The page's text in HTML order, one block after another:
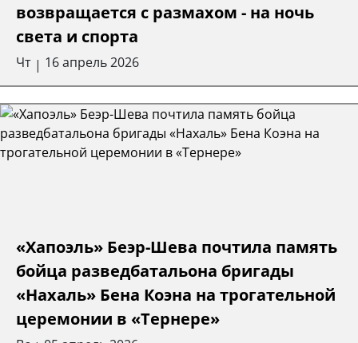
возвращается с размахом - на ночь
света и спорта
Чт | 16 апрель 2026
«Хапоэль» Беэр-Шева почтила память
бойца разведбатальона бригады
«Нахаль» Бена Коэна на трогательной
церемонии в «Тернере»